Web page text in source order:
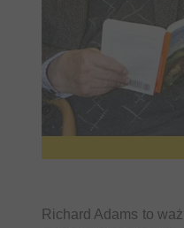
Richard Adams to